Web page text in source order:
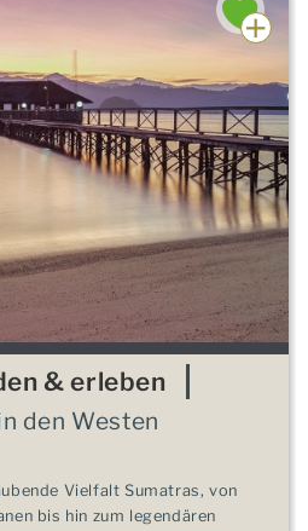
& erleben
den Westen
Vielfalt Sumatras, von
bis hin zum legendären